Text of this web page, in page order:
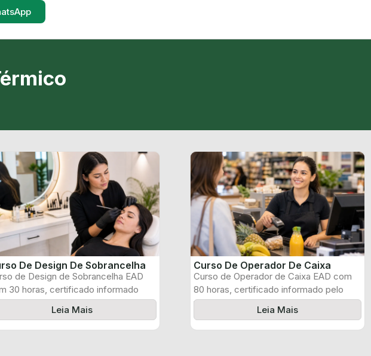
De Design De Sobrancelha
de Design de Sobrancelha EAD
30 horas, certificado informado
produtor ...
Leia Mais
Curso De Operador De Caixa
Curso de Operador de Caixa EAD com
80 horas, certificado informado pelo
produtor ...
Leia Mais